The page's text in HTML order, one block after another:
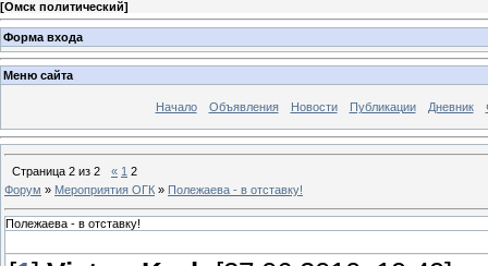
[Омск политический]
Форма входа
Меню сайта
Начало Объявления Новости Публикации Дневник
Страница 2 из 2 « 1 2
Форум » Мероприятия ОГК » Полежаева - в отставку!
Полежаева - в отставку!